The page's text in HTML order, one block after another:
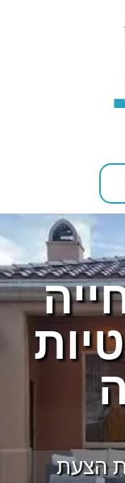
הצעת